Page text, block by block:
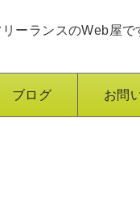
ーランスのWeb屋で
ブログ お問